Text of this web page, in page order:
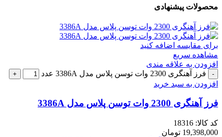
محصولات پیشنهادی
برای مقایسه اضافه کنید
مشاهده سریع
افزودن به علاقه مندی
فرز آهنگری 2300 وات توسن پلاس مدل 3386A عدد
افزودن به سبد خرید
فرز آهنگری 2300 وات توسن پلاس مدل 3386A
کد کالا: 18316
19,398,000 تومان